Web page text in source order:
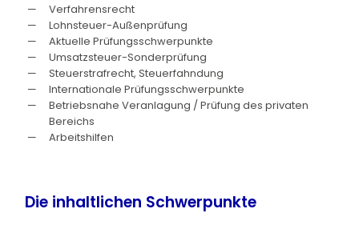
Verfahrensrecht
Lohnsteuer-Außenprüfung
Aktuelle Prüfungsschwerpunkte
Umsatzsteuer-Sonderprüfung
Steuerstrafrecht, Steuerfahndung
Internationale Prüfungsschwerpunkte
Betriebsnahe Veranlagung / Prüfung des privaten
Bereichs
Arbeitshilfen
Die inhaltlichen Schwerpunkte